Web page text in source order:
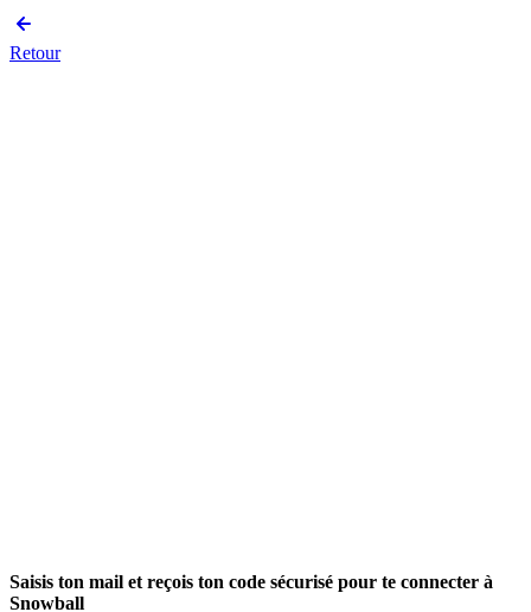
Retour
Saisis ton mail et reçois ton code sécurisé pour te connecter à
Snowball